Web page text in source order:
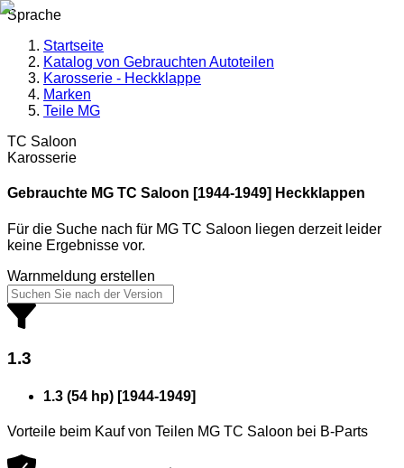
Sprache
Startseite
Katalog von Gebrauchten Autoteilen
Karosserie - Heckklappe
Marken
Teile MG
TC Saloon
Karosserie
Gebrauchte MG TC Saloon [1944-1949] Heckklappen
Für die Suche nach für MG TC Saloon liegen derzeit leider
keine Ergebnisse vor.
Warnmeldung erstellen
1.3
1.3 (54 hp) [1944-1949]
Vorteile beim Kauf von Teilen MG TC Saloon bei B-Parts